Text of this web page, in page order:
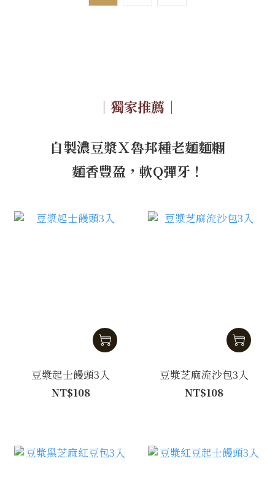
｜獨家推薦｜
自製濃豆漿Ｘ魯邦種老麵麵糰
麵香豐盈，軟Q彈牙！
豆漿起士饅頭3入
NT$108
豆漿芝麻流沙包3入
NT$108